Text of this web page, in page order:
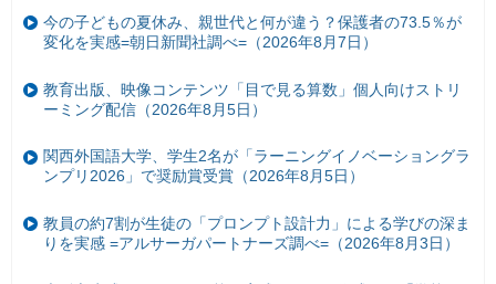
今の子どもの夏休み、親世代と何が違う？保護者の73.5％が
変化を実感=朝日新聞社調べ=（2026年8月7日）
教育出版、映像コンテンツ「目で見る算数」個人向けストリ
ーミング配信（2026年8月5日）
関西外国語大学、学生2名が「ラーニングイノベーショングラ
ンプリ2026」で奨励賞受賞（2026年8月5日）
教員の約7割が生徒の「プロンプト設計力」による学びの深ま
りを実感 =アルサーガパートナーズ調べ=（2026年8月3日）